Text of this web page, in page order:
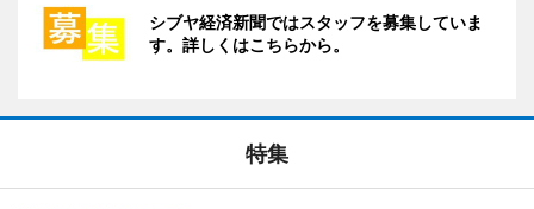
シブヤ経済新聞ではスタッフを募集していま
す。詳しくはこちらから。
特集